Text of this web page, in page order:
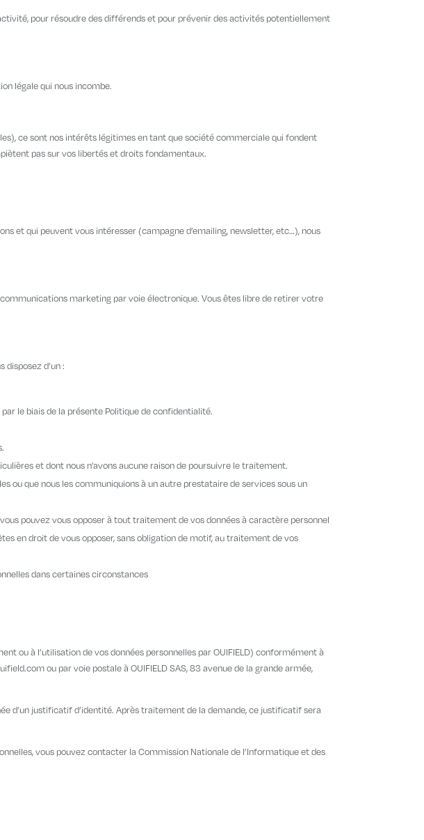
pour résoudre des différends et pour prévenir des activités potentiellement
légale qui nous incombe.
ce sont nos intérêts légitimes en tant que société commerciale qui fondent
pas sur vos libertés et droits fondamentaux.
et qui peuvent vous intéresser (campagne d’emailing, newsletter, etc…), nous
marketing par voie électronique. Vous êtes libre de retirer votre
d’un :
le biais de la présente Politique de confidentialité.
et dont nous n’avons aucune raison de poursuivre le traitement.
ou que nous les communiquions à un autre prestataire de services sous un
pouvez vous opposer à tout traitement de vos données à caractère personnel
en droit de vous opposer, sans obligation de motif, au traitement de vos
dans certaines circonstances
ou à l’utilisation de vos données personnelles par OUIFIELD) conformément à
ou par voie postale à OUIFIELD SAS, 83 avenue de la grande armée,
d’un justificatif d’identité. Après traitement de la demande, ce justificatif sera
vous pouvez contacter la Commission Nationale de l’Informatique et des